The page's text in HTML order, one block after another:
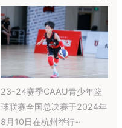
23-24赛季CAAU青少年篮
球联赛全国总决赛于2024年
8月10日在杭州举行~